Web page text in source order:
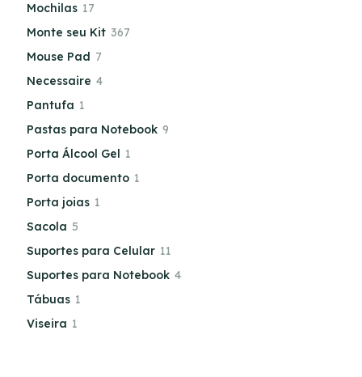
Mochilas 17
Monte seu Kit 367
Mouse Pad 7
Necessaire 4
Pantufa 1
Pastas para Notebook 9
Porta Álcool Gel 1
Porta documento 1
Porta joias 1
Sacola 5
Suportes para Celular 11
Suportes para Notebook 4
Tábuas 1
Viseira 1